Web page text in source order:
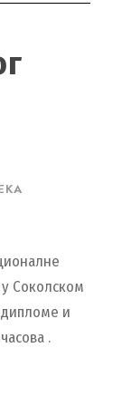
у Соколском
и
.